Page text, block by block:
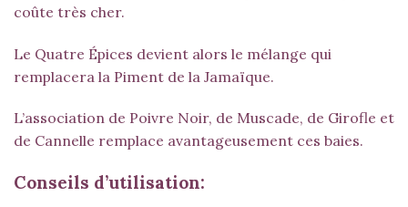
coûte très cher.
Le Quatre Épices devient alors le mélange qui
remplacera la Piment de la Jamaïque.
L’association de Poivre Noir, de Muscade, de Girofle et
de Cannelle remplace avantageusement ces baies.
Conseils d’utilisation: